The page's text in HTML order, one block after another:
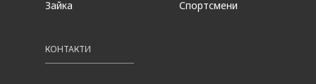
Зайка
Спортсмени
КОНТАКТИ